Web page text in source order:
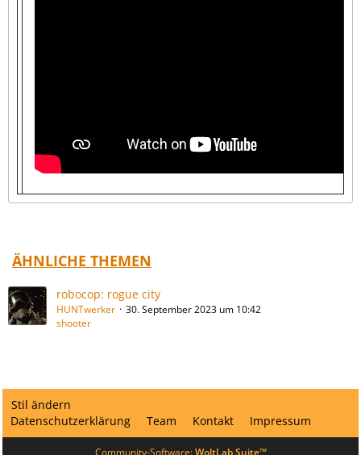
ÄHNLICHE THEMEN
robocop: rogue city
HUNTwerker
30. September 2023 um 10:42
shooter
Stil ändern
Datenschutzerklärung
Team Kontakt Impressum
Community-Software:WoltLab Suite™